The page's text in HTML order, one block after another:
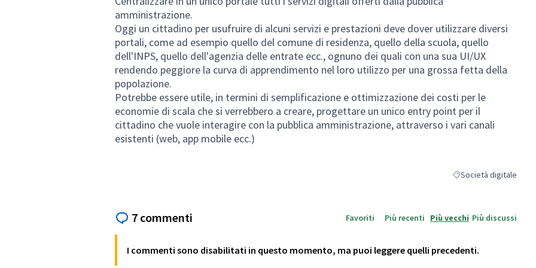
amministrazione.
Oggi un cittadino per usufruire di alcuni servizi e prestazioni deve dover utilizzare diversi
portali, come ad esempio quello del comune di residenza, quello della scuola, quello
dell'INPS, quello dell'agenzia delle entrate ecc., ognuno dei quali con una sua UI/UX
rendendo peggiore la curva di apprendimento nel loro utilizzo per una grossa fetta della
popolazione.
Potrebbe essere utile, in termini di semplificazione e ottimizzazione dei costi per le
economie di scala che si verrebbero a creare, progettare un unico entry point per il
cittadino che vuole interagire con la pubblica amministrazione, attraverso i vari canali
esistenti (web, app mobile ecc.)
Filtra i risultati per
Società digitale
7 commenti Favoriti Più recenti Più vecchi Più discussi
I commenti sono disabilitati in questo momento, ma puoi leggere quelli precedenti.